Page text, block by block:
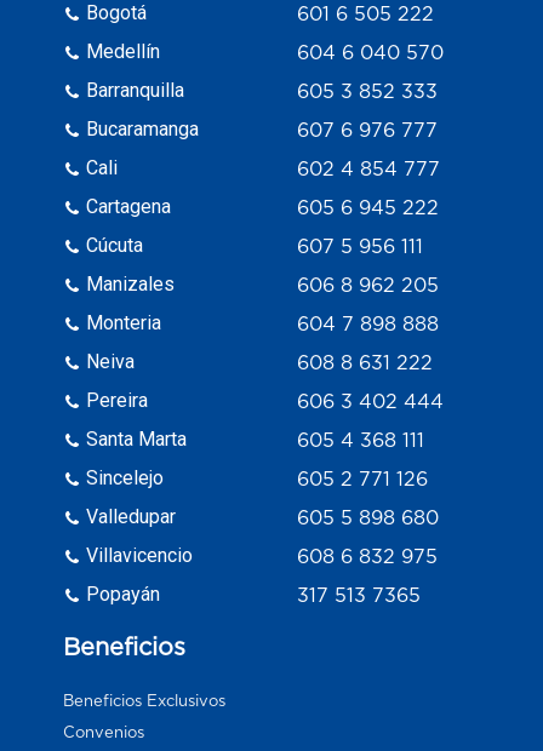
Bogotá
Medellín
Barranquilla
Bucaramanga
Cali
Cartagena
Cúcuta
Manizales
Monteria
Neiva
Pereira
Santa Marta
Sincelejo
Valledupar
Villavicencio
Popayán
601 6 505 222
604 6 040 570
605 3 852 333
607 6 976 777
602 4 854 777
605 6 945 222
607 5 956 111
606 8 962 205
604 7 898 888
608 8 631 222
606 3 402 444
605 4 368 111
605 2 771 126
605 5 898 680
608 6 832 975
317 513 7365
Beneficios
Beneficios Exclusivos
Convenios